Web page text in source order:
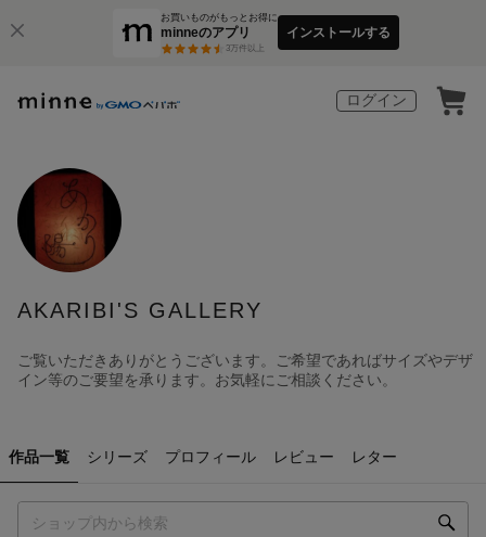
お買いものがもっとお得に
minneのアプリ
3万件以上
インストールする
ログイン
AKARIBI'S GALLERY
ご覧いただきありがとうございます。ご希望であればサイズやデザ
イン等のご要望を承ります。お気軽にご相談ください。
作品一覧 シリーズ プロフィール レビュー レター